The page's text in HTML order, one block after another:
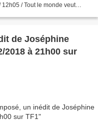
/ Tout le monde veut
de Joséphine
2018 à 21h00 sur